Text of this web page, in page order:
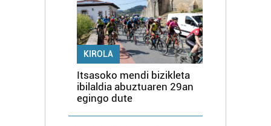
KIROLA
Itsasoko mendi bizikleta
ibilaldia abuztuaren 29an
egingo dute